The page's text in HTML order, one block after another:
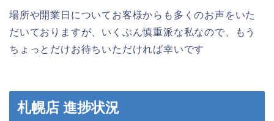
場所や開業日についてお客様からも多くのお声をいた
だいておりますが、いくぶん慎重派な私なので、もう
ちょっとだけお待ちいただければ幸いです
札幌店 進捗状況